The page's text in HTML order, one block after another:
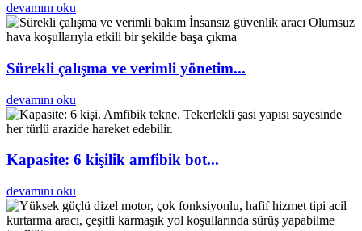
devamını oku
Sürekli çalışma ve verimli yönetim...
devamını oku
Kapasite: 6 kişilik amfibik bot...
devamını oku